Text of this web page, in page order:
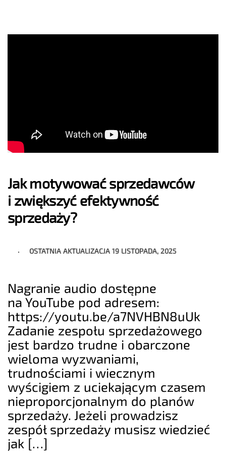
Jak motywować sprzedawców
i zwiększyć efektywność
sprzedaży?
OSTATNIA AKTUALIZACJA19 LISTOPADA, 2025
Nagranie audio dostępne
na YouTube pod adresem:
https://youtu.be/a7NVHBN8uUk
Zadanie zespołu sprzedażowego
jest bardzo trudne i obarczone
wieloma wyzwaniami,
trudnościami i wiecznym
wyścigiem z uciekającym czasem
nieproporcjonalnym do planów
sprzedaży. Jeżeli prowadzisz
zespół sprzedaży musisz wiedzieć
jak […]